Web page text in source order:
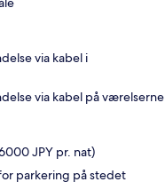
via kabel i
via kabel på værelserne
JPY pr. nat)
parkering på stedet